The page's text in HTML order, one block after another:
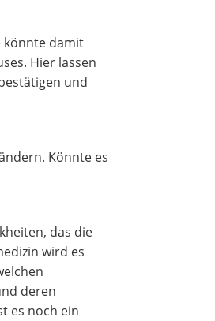
könnte damit
Hier lassen
und
Könnte es
das die
wird es
deren
es noch ein